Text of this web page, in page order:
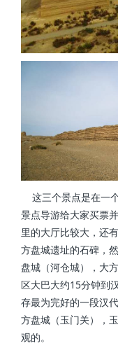
这三个景点是在一
景点导游给大家买票
里的大厅比较大，还
方盘城遗址的石碑，
盘城（河仓城），大
区大巴大约15分钟到
存最为完好的一段汉
方盘城（玉门关），
观的。